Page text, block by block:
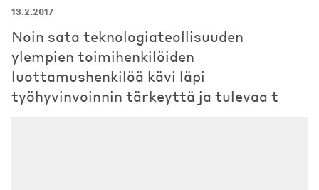
13.2.2017
Noin sata teknologiateollisuuden
ylempien toimihenkilöiden
luottamushenkilöä kävi läpi
työhyvinvoinnin tärkeyttä ja tulevaa t